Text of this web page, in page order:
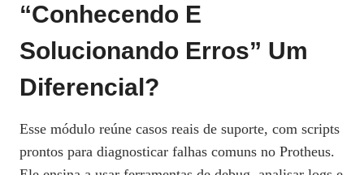
“Conhecendo E
Solucionando Erros” Um
Diferencial?
Esse módulo reúne casos reais de suporte, com scripts
prontos para diagnosticar falhas comuns no Protheus.